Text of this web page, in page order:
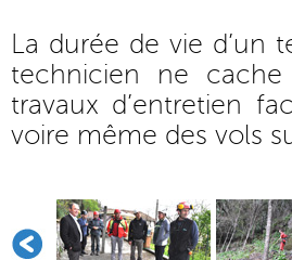
La durée de vie d’un
technicien ne cache
travaux d’entretien
voire même des vols